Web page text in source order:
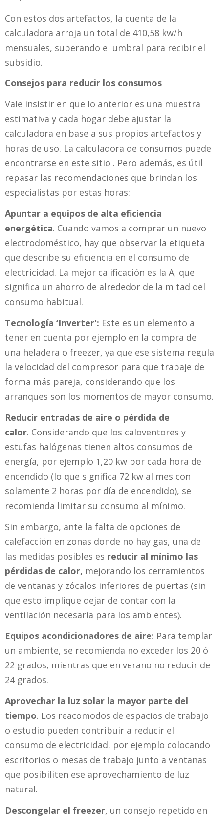
Con estos dos artefactos, la cuenta de la
calculadora arroja un total de 410,58 kw/h
mensuales, superando el umbral para recibir el
subsidio.
Consejos para reducir los consumos
Vale insistir en que lo anterior es una muestra
estimativa y cada hogar debe ajustar la
calculadora en base a sus propios artefactos y
horas de uso. La calculadora de consumos puede
encontrarse en este sitio . Pero además, es útil
repasar las recomendaciones que brindan los
especialistas por estas horas:
Apuntar a equipos de alta eficiencia
energética. Cuando vamos a comprar un nuevo
electrodoméstico, hay que observar la etiqueta
que describe su eficiencia en el consumo de
electricidad. La mejor calificación es la A, que
significa un ahorro de alrededor de la mitad del
consumo habitual.
Tecnología ‘Inverter': Este es un elemento a
tener en cuenta por ejemplo en la compra de
una heladera o freezer, ya que ese sistema regula
la velocidad del compresor para que trabaje de
forma más pareja, considerando que los
arranques son los momentos de mayor consumo.
Reducir entradas de aire o pérdida de
calor. Considerando que los caloventores y
estufas halógenas tienen altos consumos de
energía, por ejemplo 1,20 kw por cada hora de
encendido (lo que significa 72 kw al mes con
solamente 2 horas por día de encendido), se
recomienda limitar su consumo al mínimo.
Sin embargo, ante la falta de opciones de
calefacción en zonas donde no hay gas, una de
las medidas posibles es reducir al mínimo las
pérdidas de calor, mejorando los cerramientos
de ventanas y zócalos inferiores de puertas (sin
que esto implique dejar de contar con la
ventilación necesaria para los ambientes).
Equipos acondicionadores de aire: Para templar
un ambiente, se recomienda no exceder los 20 ó
22 grados, mientras que en verano no reducir de
24 grados.
Aprovechar la luz solar la mayor parte del
tiempo. Los reacomodos de espacios de trabajo
o estudio pueden contribuir a reducir el
consumo de electricidad, por ejemplo colocando
escritorios o mesas de trabajo junto a ventanas
que posibiliten ese aprovechamiento de luz
natural.
Descongelar el freezer, un consejo repetido en